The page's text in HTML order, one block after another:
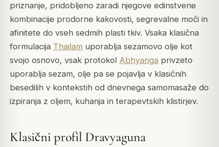
priznanje, pridobljeno zaradi njegove edinstvene
kombinacije prodorne kakovosti, segrevalne moči in
afinitete do vseh sedmih plasti tkiv. Vsaka klasična
formulacija Thailam uporablja sezamovo olje kot
svojo osnovo, vsak protokol Abhyanga privzeto
uporablja sezam, olje pa se pojavlja v klasičnih
besedilih v kontekstih od dnevnega samomasaže do
izpiranja z oljem, kuhanja in terapevtskih klistirjev.
Klasični profil Dravyaguna